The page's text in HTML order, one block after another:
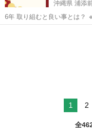
沖縄県 浦添
6年 取り組むと良い事とは？
秘学とタ…
1 2
全